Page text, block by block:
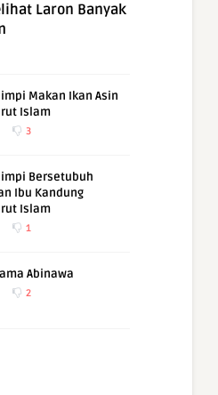
Laron Banyak
Makan Ikan Asin
Islam
3
Bersetubuh
Ibu Kandung
Islam
1
Abinawa
2